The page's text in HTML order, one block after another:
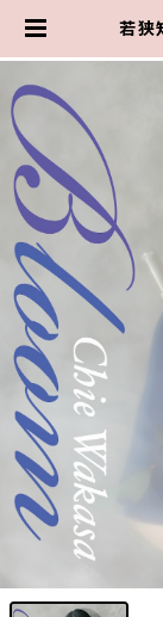
若狭